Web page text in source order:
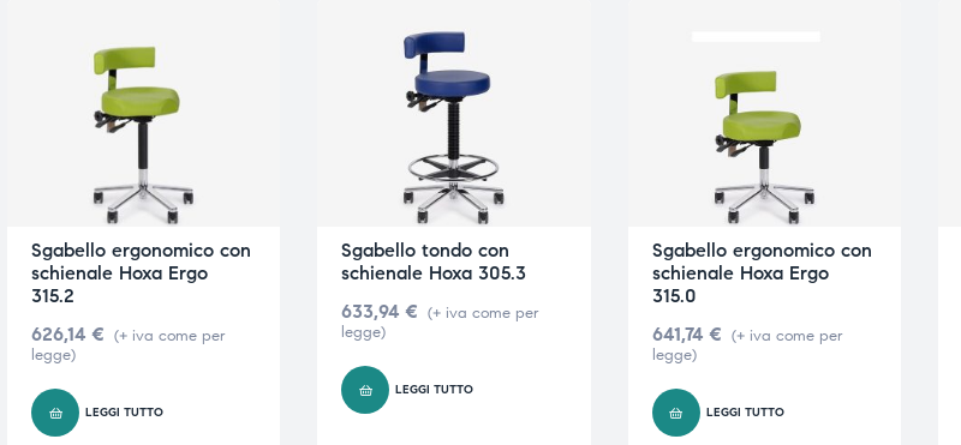
Sgabello ergonomico con
schienale Hoxa Ergo
315.2
626,14 € (+ iva come per
legge)
LEGGI TUTTO
Sgabello tondo con
schienale Hoxa 305.3
633,94€ (+ iva come per
legge)
LEGGI TUTTO
Sgabello ergonomico con
schienale Hoxa Ergo
315.0
641,74 € (+ iva come per
legge)
LEGGI TUTTO